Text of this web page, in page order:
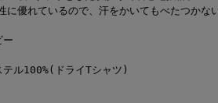
に優れているので、汗をかいてもべたつかな
ー
テル100%(ドライTシャツ)